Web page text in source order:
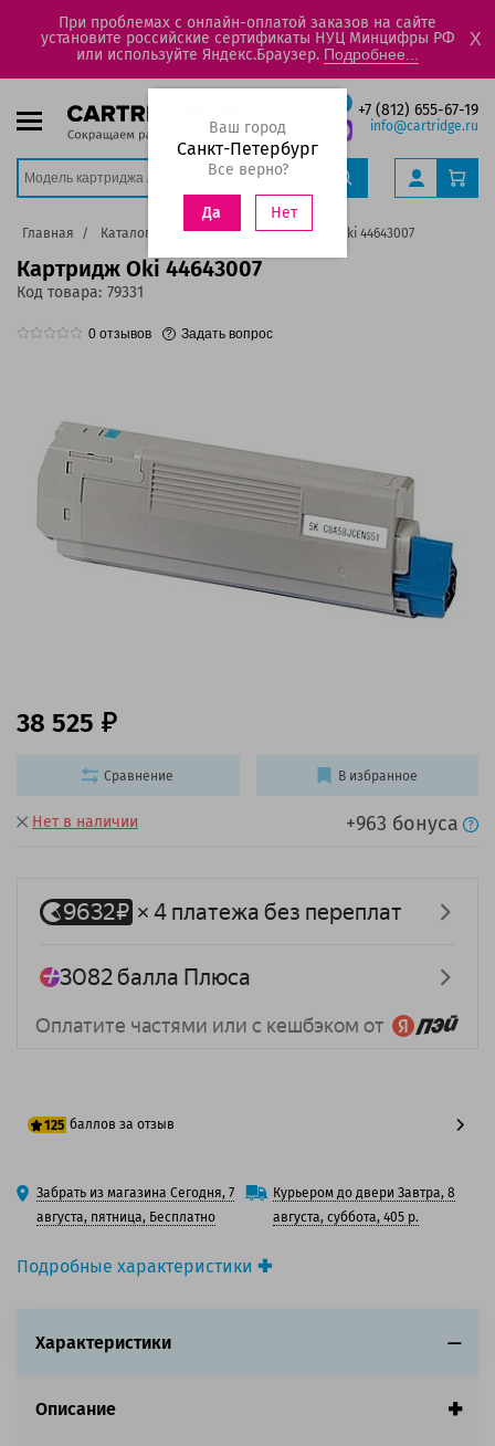
При проблемах с онлайн-оплатой заказов на сайте
установите российские сертификаты НУЦ Минцифры РФ
или используйте Яндекс.Браузер. Подробнее...
X
+7 (812) 655-67-19
info@cartridge.ru
Ваш город
Санкт-Петербург
Все верно?
Да Нет
Главная Каталог Картриджи Картридж Oki 44643007
Картридж Oki 44643007
Код товара: 79331
0 отзывов Задать вопрос
Подробные характеристики
Вид товара:Картридж лазерный
Ресурс:7 300 страниц формата А4 при 5%
Нет в наличии +963 бонуса
38 525
125 баллов за отзыв
100 баллов
125 баллов
Забрать из магазина Сегодня, 7
августа, пятница, Бесплатно
Курьером до двери Завтра, 8
августа, суббота, 405 р.
Сравнение В избранное
Характеристики
Описание